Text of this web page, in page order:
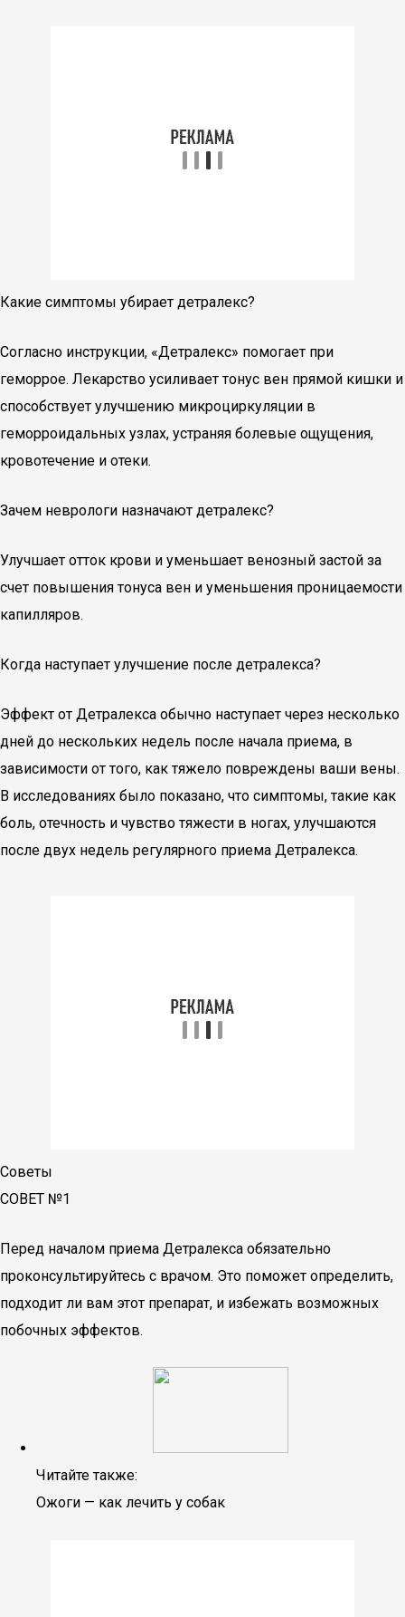
Какие симптомы убирает детралекс?
Согласно инструкции, «Детралекс» помогает при
геморрое. Лекарство усиливает тонус вен прямой кишки и
способствует улучшению микроциркуляции в
геморроидальных узлах, устраняя болевые ощущения,
кровотечение и отеки.
Зачем неврологи назначают детралекс?
Улучшает отток крови и уменьшает венозный застой за
счет повышения тонуса вен и уменьшения проницаемости
капилляров.
Когда наступает улучшение после детралекса?
Эффект от Детралекса обычно наступает через несколько
дней до нескольких недель после начала приема, в
зависимости от того, как тяжело повреждены ваши вены.
В исследованиях было показано, что симптомы, такие как
боль, отечность и чувство тяжести в ногах, улучшаются
после двух недель регулярного приема Детралекса.
Советы
СОВЕТ №1
Перед началом приема Детралекса обязательно
проконсультируйтесь с врачом. Это поможет определить,
подходит ли вам этот препарат, и избежать возможных
побочных эффектов.
Читайте также:
Ожоги — как лечить у собак